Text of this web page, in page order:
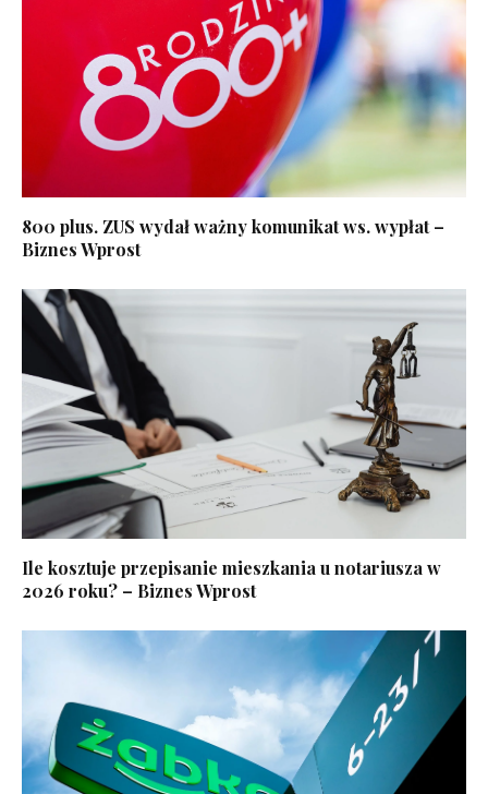
800 plus. ZUS wydał ważny komunikat ws. wypłat –
Biznes Wprost
Ile kosztuje przepisanie mieszkania u notariusza w
2026 roku? – Biznes Wprost